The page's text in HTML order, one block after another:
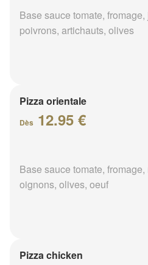
Base sauce tomate,
poivrons, artichauts, olives
Pizza orientale
Dès 12.95 €
Base sauce tomate,
oignons, olives, oeuf
Pizza chicken